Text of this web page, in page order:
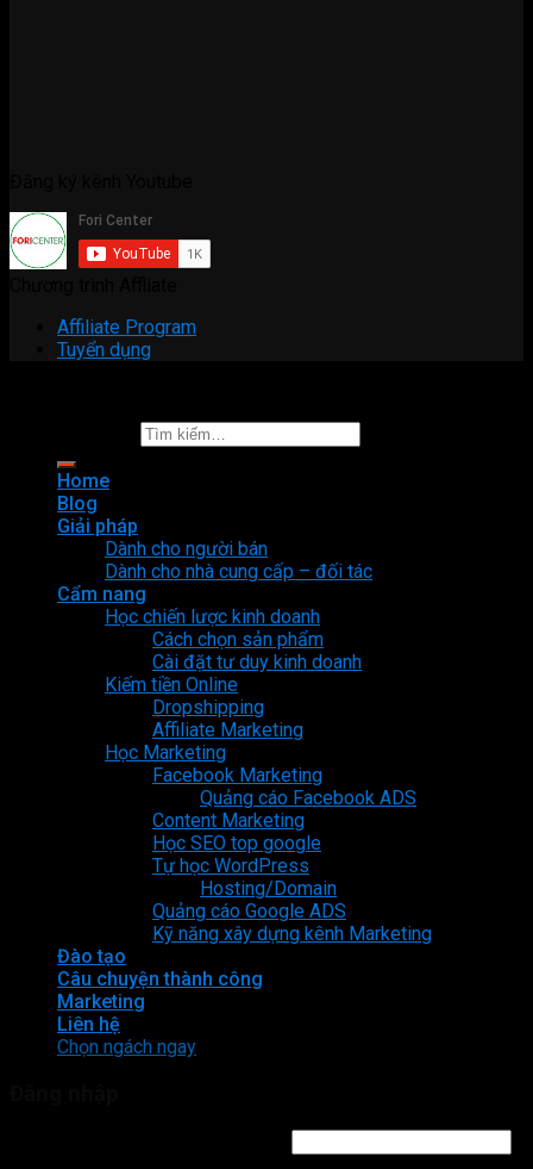
Affiliate Program
Tuyển dụng
Home
Blog
Giải pháp
Dành cho người bán
Dành cho nhà cung cấp – đối tác
Cẩm nang
Học chiến lược kinh doanh
Cách chọn sản phẩm
Cài đặt tư duy kinh doanh
Kiếm tiền Online
Dropshipping
Affiliate Marketing
Học Marketing
Facebook Marketing
Quảng cáo Facebook ADS
Content Marketing
Học SEO top google
Tự học WordPress
Hosting/Domain
Quảng cáo Google ADS
Kỹ năng xây dựng kênh Marketing
Đào tạo
Câu chuyện thành công
Marketing
Liên hệ
Chọn ngách ngay